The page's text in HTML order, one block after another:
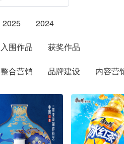
2025 2024
入围作品 获奖作品
整合营销 品牌建设 内容营